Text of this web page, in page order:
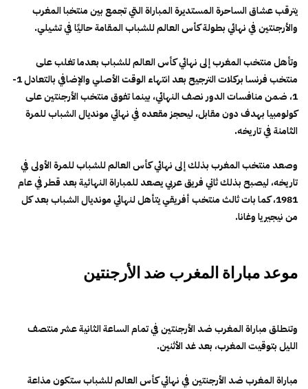
يترقب عشاق الساحرة المستديرة المباراة التي تجمع بين منتخبا المغرب
والأرجنتين في نهائي بطولة كأس العالم للشباب المقامة حاليًا في تشيلي.
وتأهل منتخب المغرب إلى نهائي كأس العالم للشباب بعدما تغلب على
منتخب فرنسا بركلات الترجيح بعد انتهاء الوقت الأصلي والإضافي بالتعادل 1-
1، ضمن منافسات الدور نصف النهائي، بينما تفوق منتخب الأرجنتين على
كولومبيا بهدف دون مقابل، ليحجز مقعده في نهائي مونديال الشباب للمرة
الثامنة في تاريخه.
وصعد منتخب المغرب بذلك إلى نهائي كأس العالم للشباب للمرة الأولى في
تاريخه، ليصبح بذلك ثاني فريق عربي يصعد للمباراة النهائية بعد قطر في عام
1981، كما بات ثالث منتخب أفريقي يتأهل لنهائي مونديال الشباب بعد كل
من نيجيريا وغانا.
موعد مباراة المغرب ضد الأرجنتين
وتنطلق مباراة المغرب ضد الأرجنتين في تمام الساعة الثانية عشر منتصف
الليل بتوقيت المغرب، بعد غد الأثنين.
مباراة المغرب ضد الأرجنتين في نهائي كأس العالم للشباب ستكون مذاعة